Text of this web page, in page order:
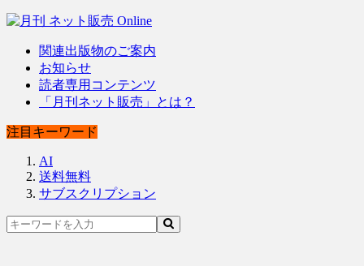
関連出版物のご案内
お知らせ
読者専用コンテンツ
「月刊ネット販売」とは？
注目キーワード
AI
送料無料
サブスクリプション